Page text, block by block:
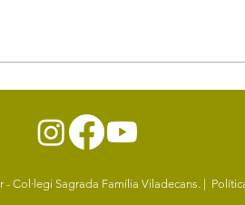
Col·legi Sagrada Família Viladecans. |